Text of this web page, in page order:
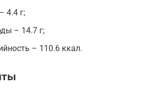
4.4 г;
– 14.7 г;
– 110.6 ккал.